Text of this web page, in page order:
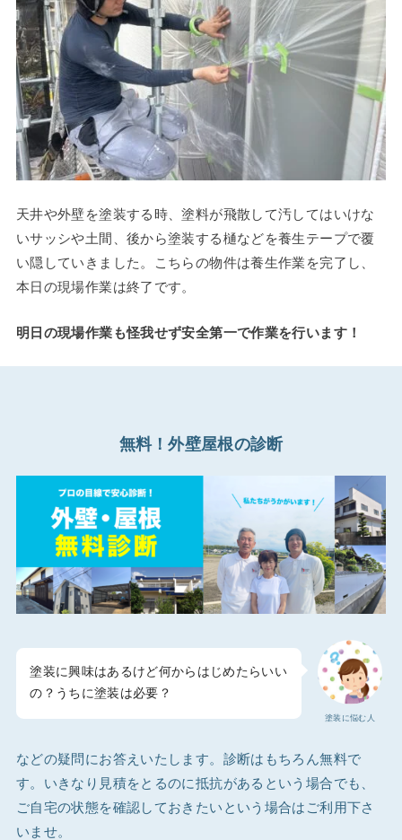
天井や外壁を塗装する時、塗料が飛散して汚してはいけな
いサッシや土間、後から塗装する樋などを養生テープで覆
い隠していきました。こちらの物件は養生作業を完了し、
本日の現場作業は終了です。
明日の現場作業も怪我せず安全第一で作業を行います！
無料！外壁屋根の診断
塗装に悩む人
塗装に興味はあるけど何からはじめたらいい
の？うちに塗装は必要？
などの疑問にお答えいたします。診断はもちろん無料で
す。いきなり見積をとるのに抵抗があるという場合でも、
ご自宅の状態を確認しておきたいという場合はご利用下さ
いませ。